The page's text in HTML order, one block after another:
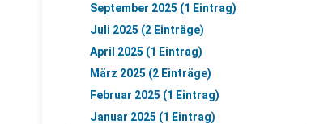
September 2025 (1 Eintrag)
Juli 2025 (2 Einträge)
April 2025 (1 Eintrag)
März 2025 (2 Einträge)
Februar 2025 (1 Eintrag)
Januar 2025 (1 Eintrag)